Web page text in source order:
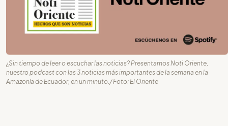
¿Sin tiempo de leer o escuchar las noticias? Presentamos Noti Oriente,
nuestro podcast con las 3 noticias más importantes de la semana en la
Amazonía de Ecuador, en un minuto./ Foto: El Oriente